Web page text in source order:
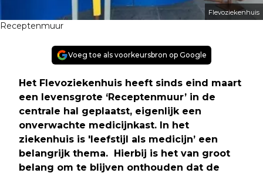
Flevoziekenhuis
Receptenmuur
Voeg toe als voorkeursbron op Google
Het Flevoziekenhuis heeft sinds eind maart
een levensgrote ‘Receptenmuur’ in de
centrale hal geplaatst, eigenlijk een
onverwachte medicijnkast. In het
ziekenhuis is 'leefstijl als medicijn’ een
belangrijk thema. Hierbij is het van groot
belang om te blijven onthouden dat de